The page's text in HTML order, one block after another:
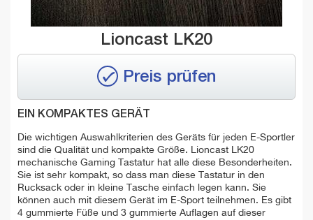
Lioncast LK20
Preis prüfen
EIN KOMPAKTES GERÄT
Die wichtigen Auswahlkriterien des Geräts für jeden E-Sportler
sind die Qualität und kompakte Größe. Lioncast LK20
mechanische Gaming Tastatur hat alle diese Besonderheiten.
Sie ist sehr kompakt, so dass man diese Tastatur in den
Rucksack oder in kleine Tasche einfach legen kann. Sie
können auch mit diesem Gerät im E-Sport teilnehmen. Es gibt
4 gummierte Füße und 3 gummierte Auflagen auf dieser